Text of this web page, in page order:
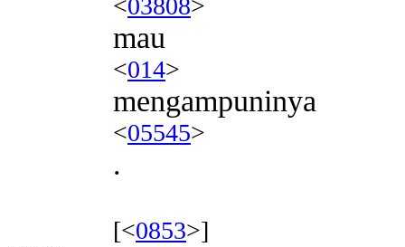
<03808>
mau
<014>
mengampuninya
<05545>
.
[<0853>]